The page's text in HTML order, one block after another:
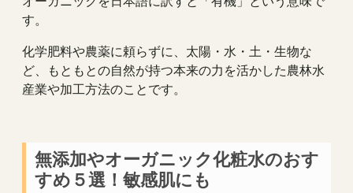
す。
化学肥料や農薬に頼らずに、太陽・水・土・生物な
ど、もともとの自然が持つ本来の力を活かした農林水
産業や加工方法のことです。
無添加やオーガニック化粧水のおす
すめ５選！敏感肌にも